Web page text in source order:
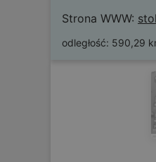
Strona WWW:
odległość: 590,29